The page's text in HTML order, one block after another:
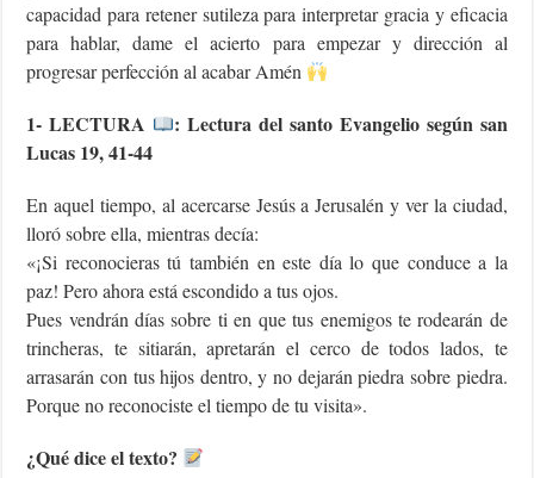
capacidad para retener sutileza para interpretar gracia y eficacia
para hablar, dame el acierto para empezar y dirección al
progresar perfección al acabar Amén
1- LECTURA
: Lectura del santo Evangelio según san
Lucas 19, 41-44
En aquel tiempo, al acercarse Jesús a Jerusalén y ver la ciudad,
lloró sobre ella, mientras decía:
«¡Si reconocieras tú también en este día lo que conduce a la
paz! Pero ahora está escondido a tus ojos.
Pues vendrán días sobre ti en que tus enemigos te rodearán de
trincheras, te sitiarán, apretarán el cerco de todos lados, te
arrasarán con tus hijos dentro, y no dejarán piedra sobre piedra.
Porque no reconociste el tiempo de tu visita».
¿Qué dice el texto?